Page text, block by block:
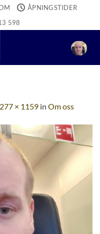
ÅPNINGSTIDER
598
× 1159 in Om oss